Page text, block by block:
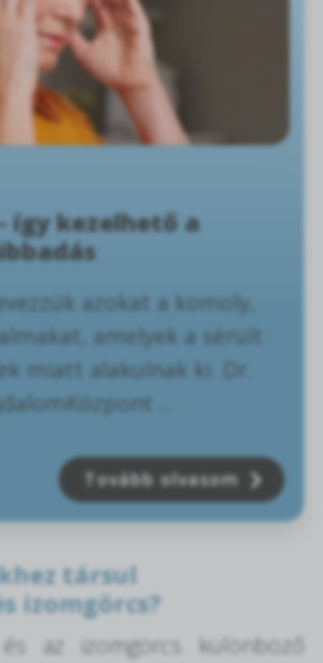
így kezelhető a
azokat a komoly,
amelyek a sérült
miatt alakulnak ki. Dr.
...
Tovább olvasom
társul
izomgörcs?
az izomgörcs különböző